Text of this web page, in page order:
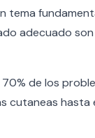
tema
adecuado
de los
cutaneas hasta